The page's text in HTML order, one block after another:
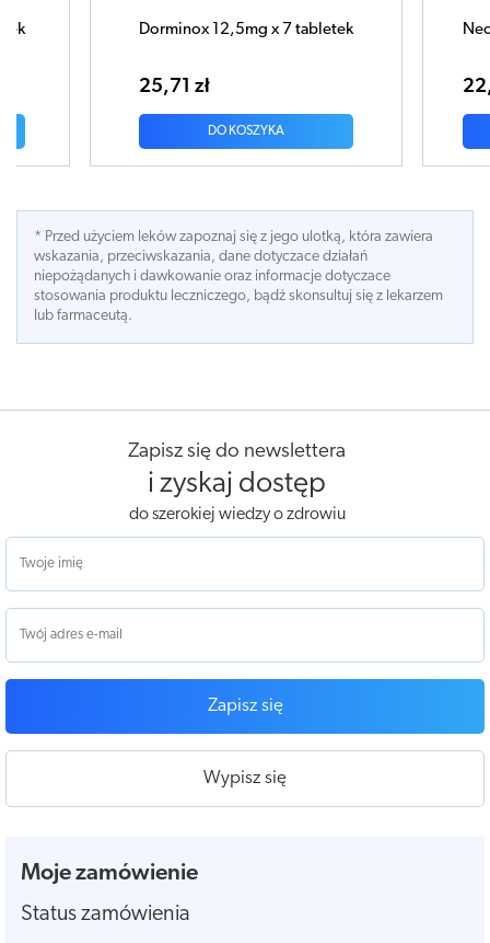
Dorminox 12,5mg x 7 tabletek
25,71 zł
DO KOSZYKA
22,49
* Przed użyciem leków zapoznaj się z jego ulotką, która zawiera
wskazania, przeciwskazania, dane dotyczace działań
niepożądanych i dawkowanie oraz informacje dotyczace
stosowania produktu leczniczego, bądź skonsultuj się z lekarzem
lub farmaceutą.
Zapisz się do newslettera
i zyskaj dostęp
do szerokiej wiedzy o zdrowiu
Zapisz się
Wypisz się
Moje zamówienie
Status zamówienia